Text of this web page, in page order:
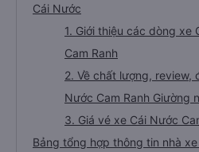
Cái Nước
1. Giới thiệu các dòng xe
Cam Ranh
2. Về chất lượng, review,
Nước Cam Ranh Giường
3. Giá vé xe Cái Nước
Bảng tổng hợp thông tin nhà